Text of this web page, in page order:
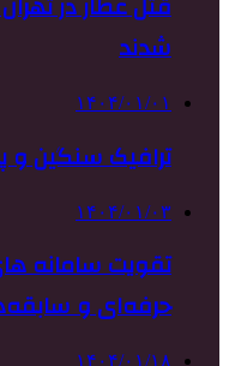
شدند
۱۴۰۴/۰۱/۰۱
ترافیک سنگین و
۱۴۰۴/۰۱/۰۳
تقویت سامانه
حرفه‌ای و
۱۴۰۴/۰۱/۱۸